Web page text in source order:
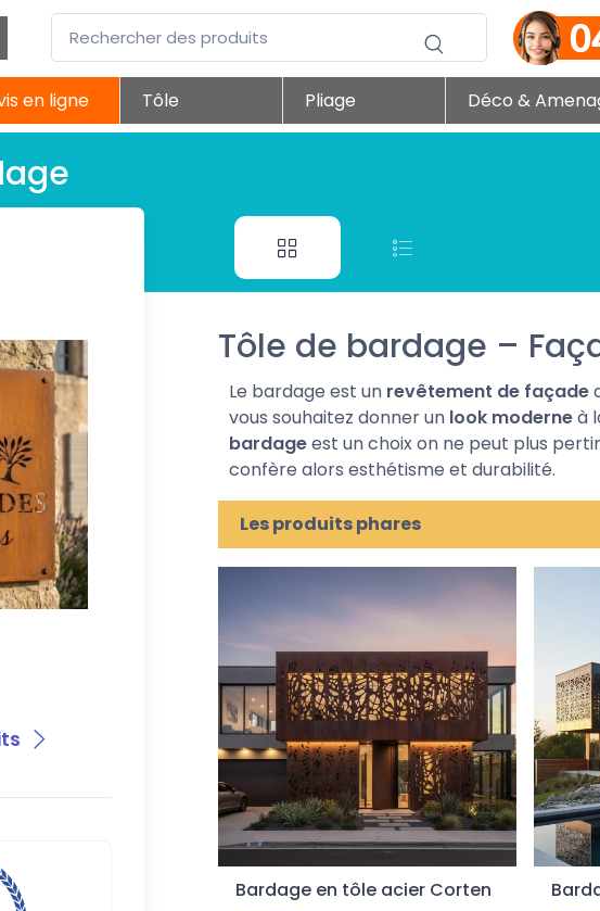
en ligne Tôle Pliage Déco &
Tôle de bardage –
Le bardage est un revêtement de façade
vous souhaitez donner un look moderneà
bardageest un choix on ne peut plus
confère alors esthétisme et durabilité.
Les produits phares
Bardage en tôle acier Corten